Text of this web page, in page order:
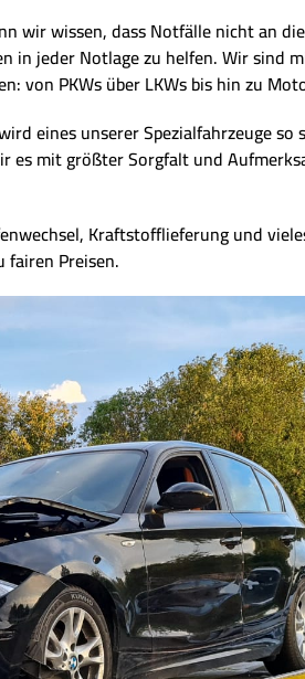
wir wissen, dass Notfälle nicht an
in jeder Notlage zu helfen. Wir sind
von PKWs über LKWs bis hin zu
eines unserer Spezialfahrzeuge so
mit größter Sorgfalt und
Kraftstofflieferung und
Preisen.